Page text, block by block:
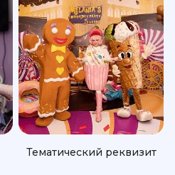
Тематический реквизит